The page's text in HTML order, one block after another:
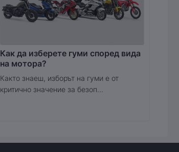
Как да изберете гуми според вида
на мотора?
Както знаеш, изборът на гуми е от
критично значение за безоп...